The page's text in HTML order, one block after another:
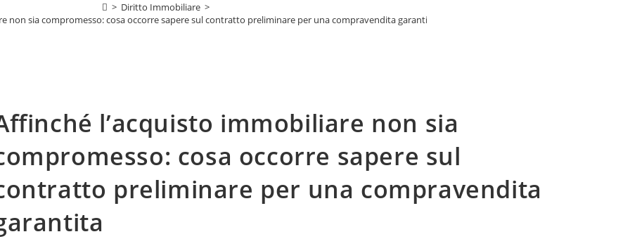
> Diritto Immobiliare >
non sia compromesso: cosa occorre sapere sul contratto preliminare per una compravendita garantita
l’acquisto immobiliare non sia
cosa occorre sapere sul
preliminare per una compravendita